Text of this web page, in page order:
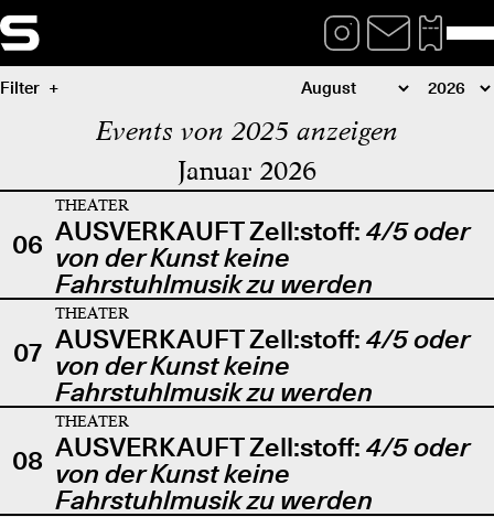
Filter
Events von 2025 anzeigen
Januar 2026
06
THEATER
AUSVERKAUFT Zell:stoff: 4/5 oder
von der Kunst keine
Fahrstuhlmusik zu werden
07
THEATER
AUSVERKAUFT Zell:stoff: 4/5 oder
von der Kunst keine
Fahrstuhlmusik zu werden
08
THEATER
AUSVERKAUFT Zell:stoff: 4/5 oder
von der Kunst keine
Fahrstuhlmusik zu werden